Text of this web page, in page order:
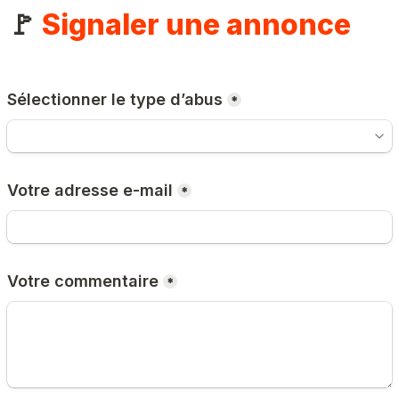
🚩 Signaler une annonce
Sélectionner le type d’abus *
Votre adresse e-mail *
Votre commentaire *